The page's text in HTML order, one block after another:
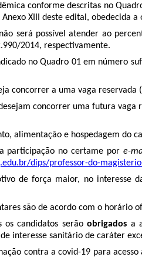
conforme descritasno
XIII deste edital, obedecida a
será possível atender ao
2014, respectivamente.
no Quadro 01 em número
concorrer a uma vaga reservada
concorrer uma futura
alimentação e hospedagem do
participação no certame por e-
dips/professor-do-
de força maior, no interesse
são de acordo com o horário
os candidatos serãoobrigados a
interesse sanitário de caráter
contra a covid-19 para